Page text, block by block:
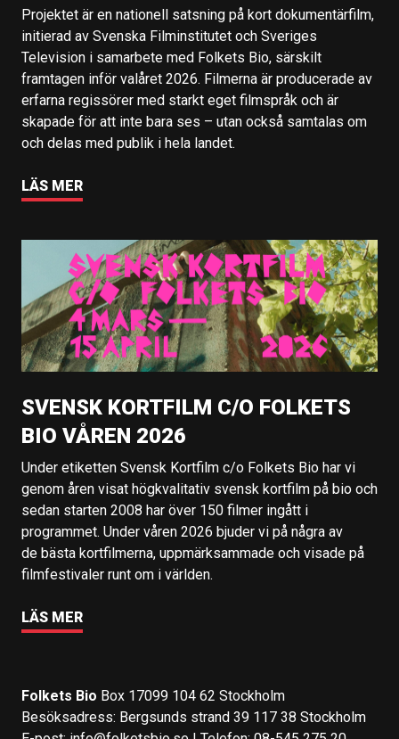
Projektet är en nationell satsning på kort dokumentärfilm,
initierad av Svenska Filminstitutet och Sveriges
Television i samarbete med Folkets Bio, särskilt
framtagen inför valåret 2026. Filmerna är producerade av
erfarna regissörer med starkt eget filmspråk och är
skapade för att inte bara ses – utan också samtalas om
och delas med publik i hela landet.
LÄS MER
SVENSK KORTFILM C/O FOLKETS
BIO VÅREN 2026
Under etiketten Svensk Kortfilm c/o Folkets Bio har vi
genom åren visat högkvalitativ svensk kortfilm på bio och
sedan starten 2008 har över 150 filmer ingått i
programmet. Under våren 2026 bjuder vi på några av
de bästa kortfilmerna, uppmärksammade och visade på
filmfestivaler runt om i världen.
LÄS MER
Folkets Bio Box 17099 104 62 Stockholm
Besöksadress: Bergsunds strand 39 117 38 Stockholm